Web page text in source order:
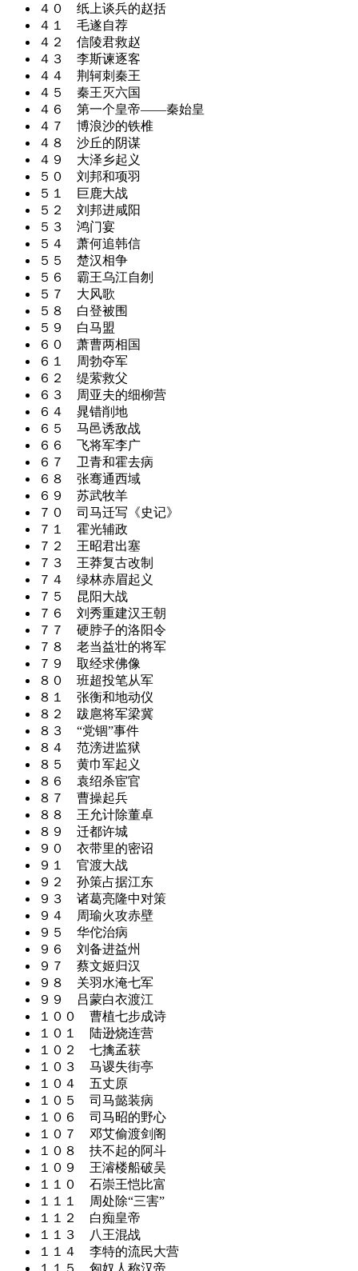
４０ 纸上谈兵的赵括
４１ 毛遂自荐
４２ 信陵君救赵
４３ 李斯谏逐客
４４ 荆轲刺秦王
４５ 秦王灭六国
４６ 第一个皇帝——秦始皇
４７ 博浪沙的铁椎
４８ 沙丘的阴谋
４９ 大泽乡起义
５０ 刘邦和项羽
５１ 巨鹿大战
５２ 刘邦进咸阳
５３ 鸿门宴
５４ 萧何追韩信
５５ 楚汉相争
５６ 霸王乌江自刎
５７ 大风歌
５８ 白登被围
５９ 白马盟
６０ 萧曹两相国
６１ 周勃夺军
６２ 缇萦救父
６３ 周亚夫的细柳营
６４ 晁错削地
６５ 马邑诱敌战
６６ 飞将军李广
６７ 卫青和霍去病
６８ 张骞通西域
６９ 苏武牧羊
７０ 司马迁写《史记》
７１ 霍光辅政
７２ 王昭君出塞
７３ 王莽复古改制
７４ 绿林赤眉起义
７５ 昆阳大战
７６ 刘秀重建汉王朝
７７ 硬脖子的洛阳令
７８ 老当益壮的将军
７９ 取经求佛像
８０ 班超投笔从军
８１ 张衡和地动仪
８２ 跋扈将军梁冀
８３ “党锢”事件
８４ 范滂进监狱
８５ 黄巾军起义
８６ 袁绍杀宦官
８７ 曹操起兵
８８ 王允计除董卓
８９ 迁都许城
９０ 衣带里的密诏
９１ 官渡大战
９２ 孙策占据江东
９３ 诸葛亮隆中对策
９４ 周瑜火攻赤壁
９５ 华佗治病
９６ 刘备进益州
９７ 蔡文姬归汉
９８ 关羽水淹七军
９９ 吕蒙白衣渡江
１００ 曹植七步成诗
１０１ 陆逊烧连营
１０２ 七擒孟获
１０３ 马谡失街亭
１０４ 五丈原
１０５ 司马懿装病
１０６ 司马昭的野心
１０７ 邓艾偷渡剑阁
１０８ 扶不起的阿斗
１０９ 王濬楼船破吴
１１０ 石崇王恺比富
１１１ 周处除“三害”
１１２ 白痴皇帝
１１３ 八王混战
１１４ 李特的流民大营
１１５ 匈奴人称汉帝